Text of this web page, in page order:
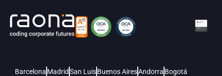
Barcelona MadridSan LuisBuenos AiresAndorra Bogotá